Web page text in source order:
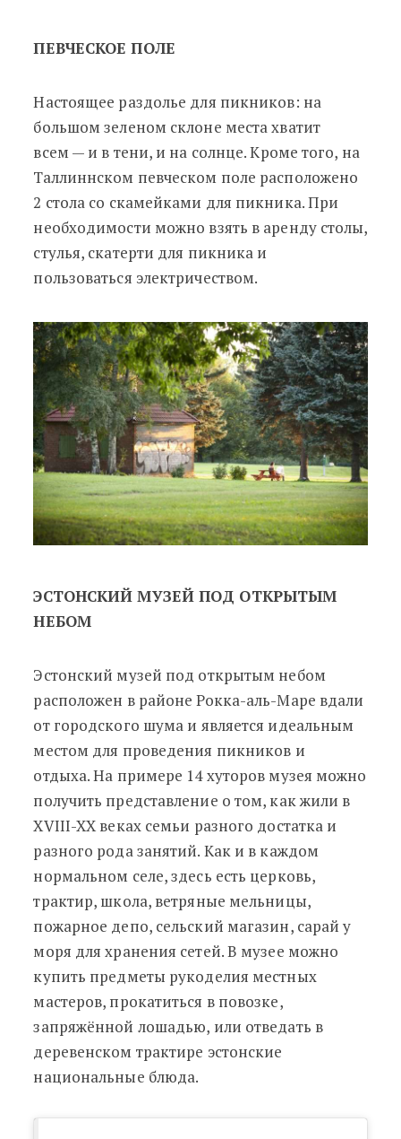
ПЕВЧЕСКОЕ ПОЛЕ
Настоящее раздолье для пикников: на
большом зеленом склоне места хватит
всем — и в тени, и на солнце. Кроме того, на
Таллиннском певческом поле расположено
2 стола со скамейками для пикника. При
необходимости можно взять в аренду столы,
стулья, скатерти для пикника и
пользоваться электричеством.
ЭСТОНСКИЙ МУЗЕЙ ПОД ОТКРЫТЫМ
НЕБОМ
Эстонский музей под открытым небом
расположен в районе Рокка-аль-Маре вдали
от городского шума и является идеальным
местом для проведения пикников и
отдыха. На примере 14 хуторов музея можно
получить представление о том, как жили в
XVIII-XX веках семьи разного достатка и
разного рода занятий. Как и в каждом
нормальном селе, здесь есть церковь,
трактир, школа, ветряные мельницы,
пожарное депо, сельский магазин, сарай у
моря для хранения сетей. В музее можно
купить предметы рукоделия местных
мастеров, прокатиться в повозке,
запряжённой лошадью, или отведать в
деревенском трактире эстонские
национальные блюда.